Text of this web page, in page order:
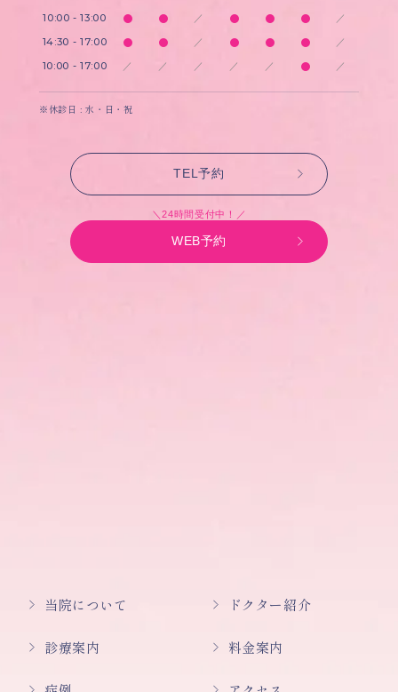
10:00 - 13:00 ／ ／
14:30 - 17:00 ／ ／
10:00 - 17:00 ／ ／ ／ ／ ／ ／
※休診日 : 水・日・祝
TEL予約
＼24時間受付中！／
WEB予約
当院について ドクター紹介
診療案内 料金案内